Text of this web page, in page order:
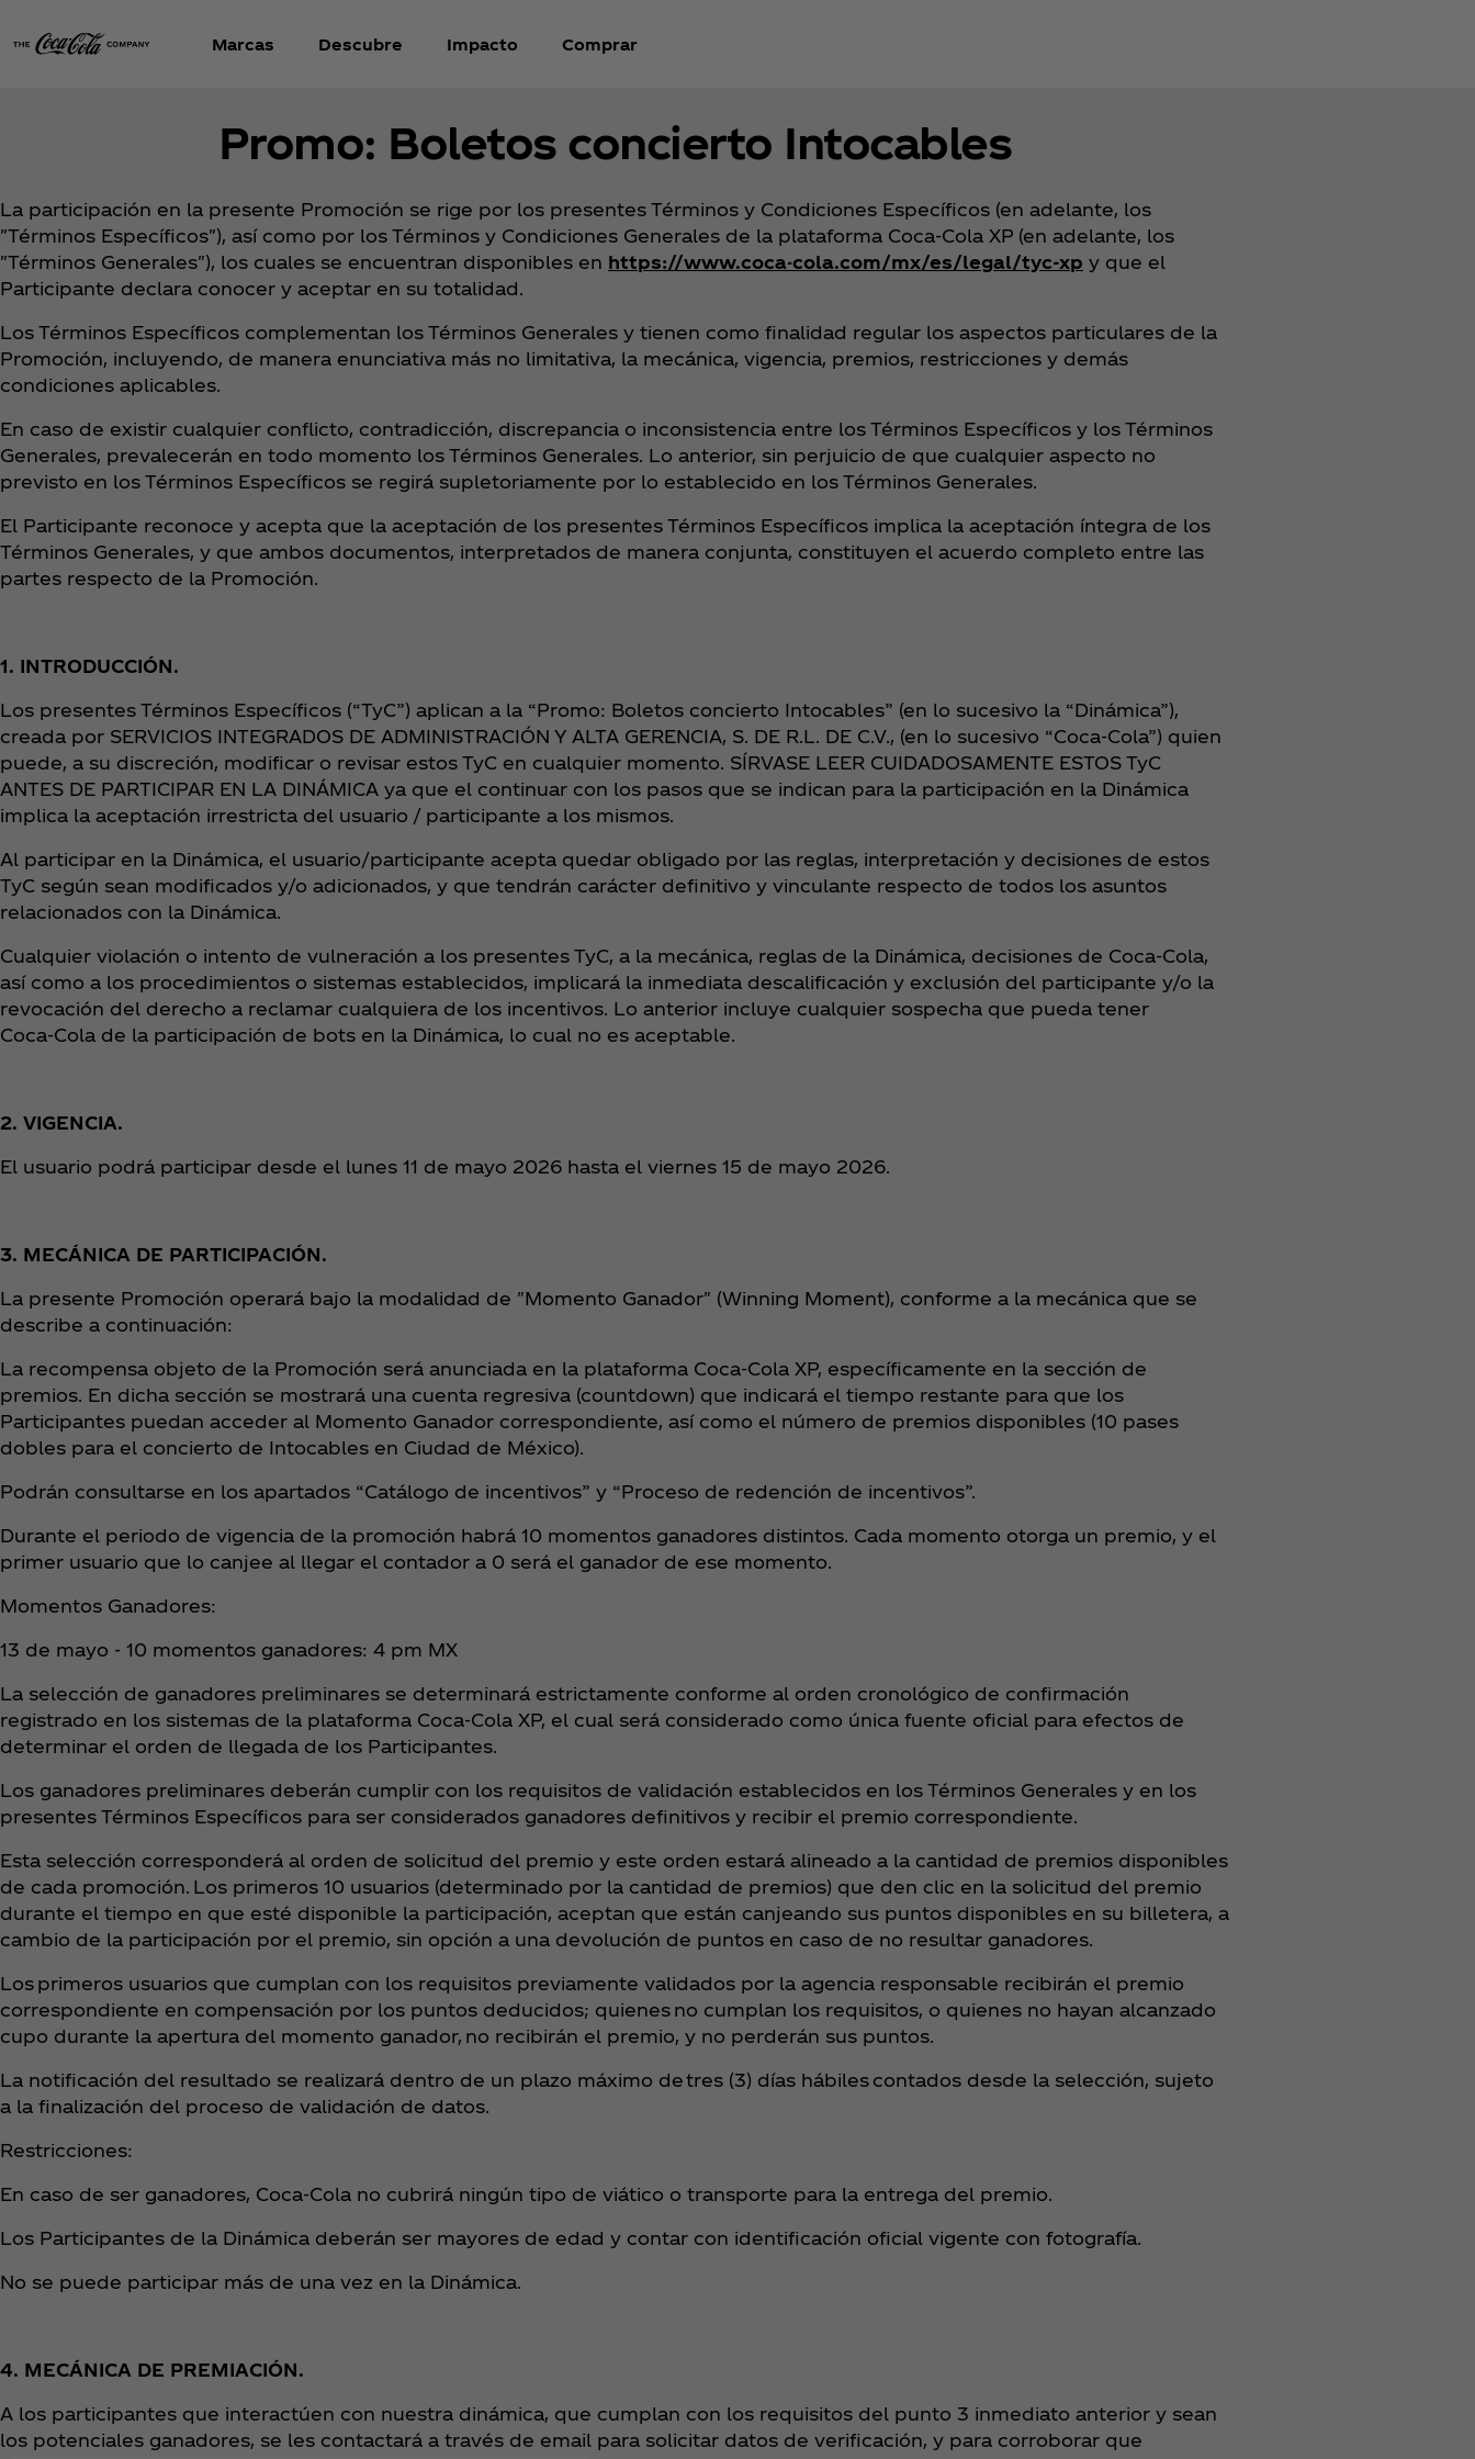
Marcas Descubre Impacto Comprar
Promo: Boletos concierto Intocables
La participación en la presente Promoción se rige por los presentes Términos y Condiciones Específicos (en adelante, los
"Términos Específicos"), así como por los Términos y Condiciones Generales de la plataforma Coca‑Cola XP (en adelante, los
"Términos Generales"), los cuales se encuentran disponibles en https://www.coca-cola.com/mx/es/legal/tyc-xp y que el
Participante declara conocer y aceptar en su totalidad.
Los Términos Específicos complementan los Términos Generales y tienen como finalidad regular los aspectos particulares de la
Promoción, incluyendo, de manera enunciativa más no limitativa, la mecánica, vigencia, premios, restricciones y demás
condiciones aplicables.
En caso de existir cualquier conflicto, contradicción, discrepancia o inconsistencia entre los Términos Específicos y los Términos
Generales, prevalecerán en todo momento los Términos Generales. Lo anterior, sin perjuicio de que cualquier aspecto no
previsto en los Términos Específicos se regirá supletoriamente por lo establecido en los Términos Generales.
El Participante reconoce y acepta que la aceptación de los presentes Términos Específicos implica la aceptación íntegra de los
Términos Generales, y que ambos documentos, interpretados de manera conjunta, constituyen el acuerdo completo entre las
partes respecto de la Promoción.
1. INTRODUCCIÓN.
Los presentes Términos Específicos (“TyC”) aplican a la “Promo: Boletos concierto Intocables” (en lo sucesivo la “Dinámica”),
creada por SERVICIOS INTEGRADOS DE ADMINISTRACIÓN Y ALTA GERENCIA, S. DE R.L. DE C.V., (en lo sucesivo “Coca‑Cola”) quien
puede, a su discreción, modificar o revisar estos TyC en cualquier momento. SÍRVASE LEER CUIDADOSAMENTE ESTOS TyC
ANTES DE PARTICIPAR EN LA DINÁMICA ya que el continuar con los pasos que se indican para la participación en la Dinámica
implica la aceptación irrestricta del usuario / participante a los mismos.
Al participar en la Dinámica, el usuario/participante acepta quedar obligado por las reglas, interpretación y decisiones de estos
TyC según sean modificados y/o adicionados, y que tendrán carácter definitivo y vinculante respecto de todos los asuntos
relacionados con la Dinámica.
Cualquier violación o intento de vulneración a los presentes TyC, a la mecánica, reglas de la Dinámica, decisiones de Coca‑Cola,
así como a los procedimientos o sistemas establecidos, implicará la inmediata descalificación y exclusión del participante y/o la
revocación del derecho a reclamar cualquiera de los incentivos. Lo anterior incluye cualquier sospecha que pueda tener
Coca‑Cola de la participación de bots en la Dinámica, lo cual no es aceptable.
2. VIGENCIA.
El usuario podrá participar desde el lunes 11 de mayo 2026 hasta el viernes 15 de mayo 2026.
3. MECÁNICA DE PARTICIPACIÓN.
La presente Promoción operará bajo la modalidad de "Momento Ganador" (Winning Moment), conforme a la mecánica que se
describe a continuación:
La recompensa objeto de la Promoción será anunciada en la plataforma Coca‑Cola XP, específicamente en la sección de
premios. En dicha sección se mostrará una cuenta regresiva (countdown) que indicará el tiempo restante para que los
Participantes puedan acceder al Momento Ganador correspondiente, así como el número de premios disponibles (10 pases
dobles para el concierto de Intocables en Ciudad de México).
Podrán consultarse en los apartados “Catálogo de incentivos” y “Proceso de redención de incentivos”.
Durante el periodo de vigencia de la promoción habrá 10 momentos ganadores distintos. Cada momento otorga un premio, y el
primer usuario que lo canjee al llegar el contador a 0 será el ganador de ese momento.
Momentos Ganadores:
13 de mayo - 10 momentos ganadores: 4 pm MX
La selección de ganadores preliminares se determinará estrictamente conforme al orden cronológico de confirmación
registrado en los sistemas de la plataforma Coca‑Cola XP, el cual será considerado como única fuente oficial para efectos de
determinar el orden de llegada de los Participantes.
Los ganadores preliminares deberán cumplir con los requisitos de validación establecidos en los Términos Generales y en los
presentes Términos Específicos para ser considerados ganadores definitivos y recibir el premio correspondiente.
Esta selección corresponderá al orden de solicitud del premio y este orden estará alineado a la cantidad de premios disponibles
de cada promoción. Los primeros 10 usuarios (determinado por la cantidad de premios) que den clic en la solicitud del premio
durante el tiempo en que esté disponible la participación, aceptan que están canjeando sus puntos disponibles en su billetera, a
cambio de la participación por el premio, sin opción a una devolución de puntos en caso de no resultar ganadores.
Los primeros usuarios que cumplan con los requisitos previamente validados por la agencia responsable recibirán el premio
correspondiente en compensación por los puntos deducidos; quienes no cumplan los requisitos, o quienes no hayan alcanzado
cupo durante la apertura del momento ganador, no recibirán el premio, y no perderán sus puntos.
La notificación del resultado se realizará dentro de un plazo máximo de tres (3) días hábiles contados desde la selección, sujeto
a la finalización del proceso de validación de datos.
Restricciones:
En caso de ser ganadores, Coca‑Cola no cubrirá ningún tipo de viático o transporte para la entrega del premio.
Los Participantes de la Dinámica deberán ser mayores de edad y contar con identificación oficial vigente con fotografía.
No se puede participar más de una vez en la Dinámica.
4. MECÁNICA DE PREMIACIÓN.
A los participantes que interactúen con nuestra dinámica, que cumplan con los requisitos del punto 3 inmediato anterior y sean
los potenciales ganadores, se les contactará a través de email para solicitar datos de verificación, y para corroborar que